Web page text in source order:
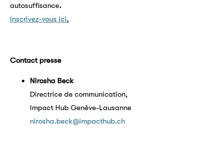
autosuffisance.
Inscrivez-vous ici.
Contact presse
Nirosha Beck
Directrice de communication,
Impact Hub Genève-Lausanne
nirosha.beck@impacthub.ch